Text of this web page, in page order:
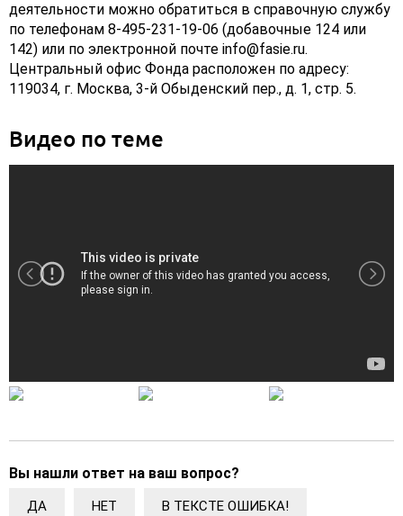
деятельности можно обратиться в справочную службу
по телефонам 8-495-231-19-06 (добавочные 124 или
142) или по электронной почте info@fasie.ru.
Центральный офис Фонда расположен по адресу:
119034, г. Москва, 3-й Обыденский пер., д. 1, стр. 5.
Видео по теме
Вы нашли ответ на ваш вопрос?
ДА НЕТ В ТЕКСТЕ ОШИБКА!